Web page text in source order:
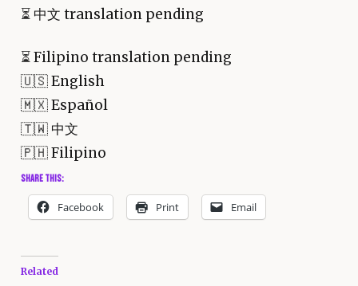
⏳中文 translation pending
⏳Filipino translation pending
🇺🇸 English
🇲🇽 Español
🇹🇼 中文
🇵🇭 Filipino
Share this:
Facebook Print Email
Related